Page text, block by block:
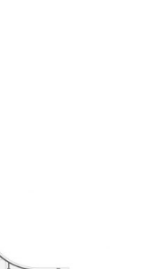
a função de ser a
por setores e
do
80 funcionários
cidade como
cores neutras